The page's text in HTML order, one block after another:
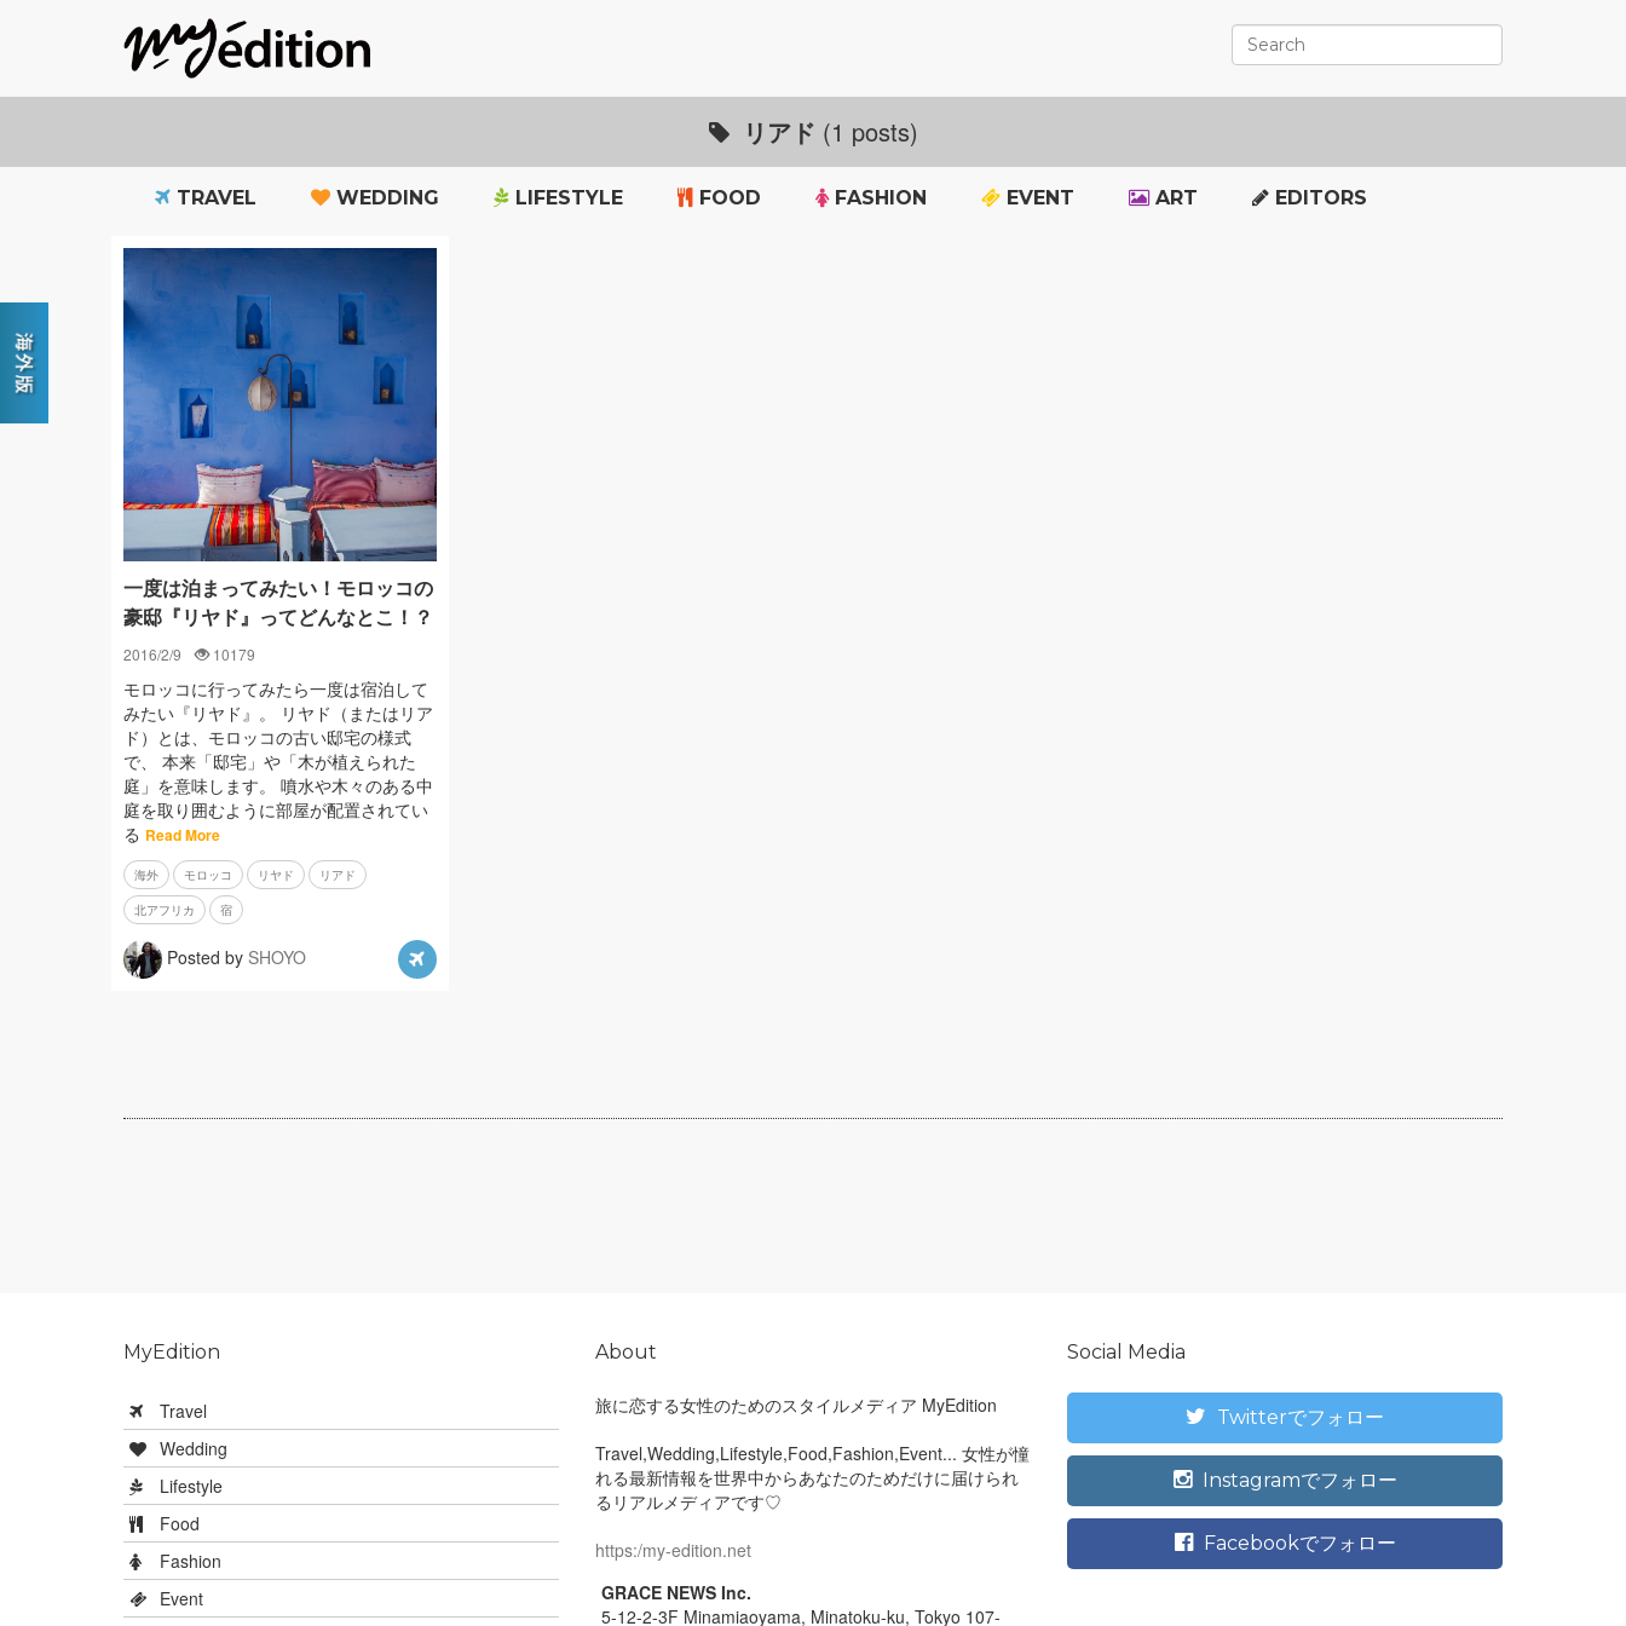
リアド (1 posts)
TRAVEL WEDDING LIFESTYLE FOOD FASHION EVENT ART EDITORS
一度は泊まってみたい！モロッコの
豪邸『リヤド』ってどんなとこ！？
2016/2/9 10179
モロッコに行ってみたら一度は宿泊して
みたい『リヤド』。 リヤド（またはリア
ド）とは、モロッコの古い邸宅の様式
で、 本来「邸宅」や「木が植えられた
庭」を意味します。 噴水や木々のある中
庭を取り囲むように部屋が配置されてい
る Read More
海外 モロッコ リヤド リアド
北アフリカ 宿
Posted by SHOYO
MyEdition
Travel
Wedding
Lifestyle
Food
Fashion
Event
About
旅に恋する女性のためのスタイルメディア MyEdition
Travel,Wedding,Lifestyle,Food,Fashion,Event... 女性が憧
れる最新情報を世界中からあなたのためだけに届けられ
るリアルメディアです♡
https:/my-edition.net
GRACE NEWS Inc.
5-12-2-3F Minamiaoyama, Minatoku-ku, Tokyo 107-
Social Media
Twitterでフォロー
Instagramでフォロー
Facebookでフォロー